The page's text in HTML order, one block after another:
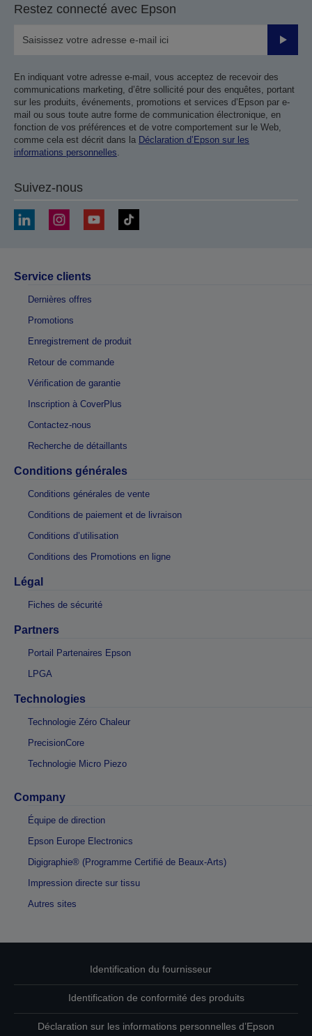
Restez connecté avec Epson
Valider
En indiquant votre adresse e-mail, vous acceptez de recevoir des
communications marketing, d’être sollicité pour des enquêtes, portant
sur les produits, événements, promotions et services d’Epson par e-
mail ou sous toute autre forme de communication électronique, en
fonction de vos préférences et de votre comportement sur le Web,
comme cela est décrit dans la Déclaration d’Epson sur les
informations personnelles.
Suivez-nous
Service clients
Dernières offres
Promotions
Enregistrement de produit
Retour de commande
Vérification de garantie
Inscription à CoverPlus
Contactez-nous
Recherche de détaillants
Conditions générales
Conditions générales de vente
Conditions de paiement et de livraison
Conditions d’utilisation
Conditions des Promotions en ligne
Légal
Fiches de sécurité
Partners
Portail Partenaires Epson
LPGA
Technologies
Technologie Zéro Chaleur
PrecisionCore
Technologie Micro Piezo
Company
Équipe de direction
Epson Europe Electronics
Digigraphie® (Programme Certifié de Beaux-Arts)
Impression directe sur tissu
Autres sites
Identification du fournisseur
Identification de conformité des produits
Déclaration sur les informations personnelles d’Epson